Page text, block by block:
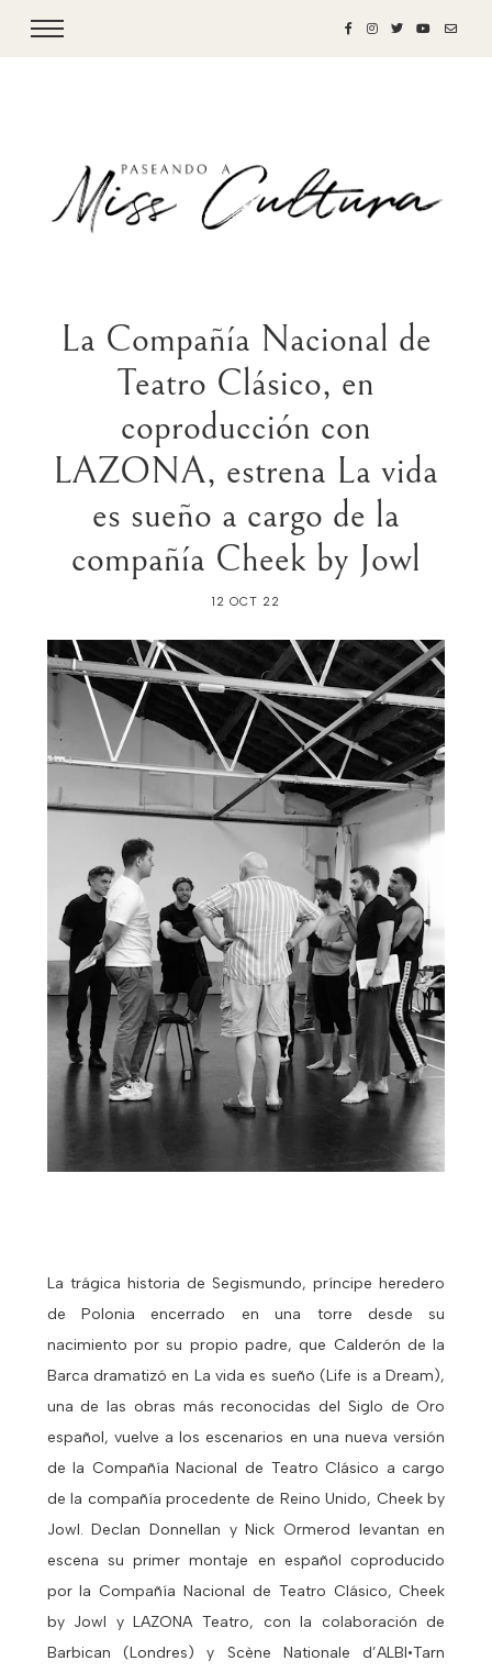
La Compañía Nacional de
Teatro Clásico, en
coproducción con
LAZONA, estrena La vida
es sueño a cargo de la
compañía Cheek by Jowl
12 OCT 22
La trágica historia de Segismundo, príncipe heredero
de Polonia encerrado en una torre desde su
nacimiento por su propio padre, que Calderón de la
Barca dramatizó en La vida es sueño (Life is a Dream),
una de las obras más reconocidas del Siglo de Oro
español, vuelve a los escenarios en una nueva versión
de la Compañía Nacional de Teatro Clásico a cargo
de la compañía procedente de Reino Unido, Cheek by
Jowl. Declan Donnellan y Nick Ormerod levantan en
escena su primer montaje en español coproducido
por la Compañía Nacional de Teatro Clásico, Cheek
by Jowl y LAZONA Teatro, con la colaboración de
Barbican (Londres) y Scène Nationale d’ALBI•Tarn